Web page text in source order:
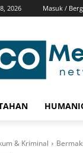
2026 Masuk /
& Kriminal